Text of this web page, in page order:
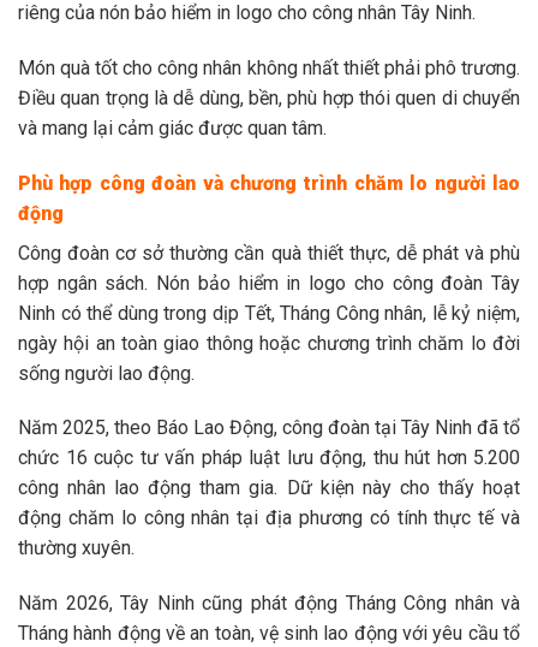
riêng của nón bảo hiểm in logo cho công nhân Tây Ninh.
Món quà tốt cho công nhân không nhất thiết phải phô trương.
Điều quan trọng là dễ dùng, bền, phù hợp thói quen di chuyển
và mang lại cảm giác được quan tâm.
Phù hợp công đoàn và chương trình chăm lo người lao
động
Công đoàn cơ sở thường cần quà thiết thực, dễ phát và phù
hợp ngân sách. Nón bảo hiểm in logo cho công đoàn Tây
Ninh có thể dùng trong dịp Tết, Tháng Công nhân, lễ kỷ niệm,
ngày hội an toàn giao thông hoặc chương trình chăm lo đời
sống người lao động.
Năm 2025, theo Báo Lao Động, công đoàn tại Tây Ninh đã tổ
chức 16 cuộc tư vấn pháp luật lưu động, thu hút hơn 5.200
công nhân lao động tham gia. Dữ kiện này cho thấy hoạt
động chăm lo công nhân tại địa phương có tính thực tế và
thường xuyên.
Năm 2026, Tây Ninh cũng phát động Tháng Công nhân và
Tháng hành động về an toàn, vệ sinh lao động với yêu cầu tổ